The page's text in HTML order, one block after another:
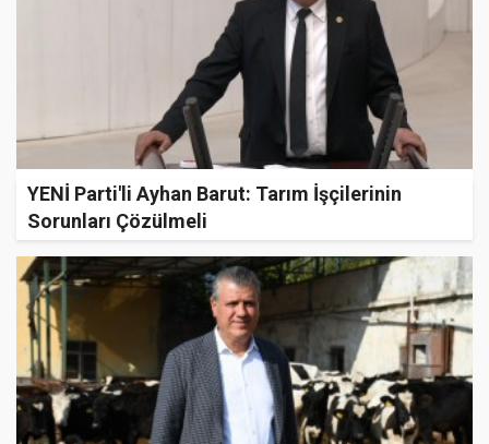
YENİ Parti'li Ayhan Barut: Tarım İşçilerinin
Sorunları Çözülmeli